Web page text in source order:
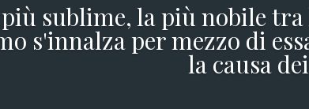
sublime, la più nobile tra
s'innalza per mezzo di
la causa